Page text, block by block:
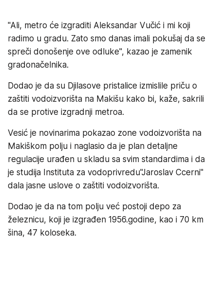
''Ali, metro će izgraditi Aleksandar Vučić i mi koji
radimo u gradu. Zato smo danas imali pokušaj da se
spreči donošenje ove odluke'', kazao je zamenik
gradonačelnika.
Dodao je da su Djilasove pristalice izmislile priču o
zaštiti vodoizvorišta na Makišu kako bi, kaže, sakrili
da se protive izgradnji metroa.
Vesić je novinarima pokazao zone vodoizvorišta na
Makiškom polju i naglasio da je plan detaljne
regulacije urađen u skladu sa svim standardima i da
je studija Instituta za vodoprivredu''Jaroslav Ccerni''
dala jasne uslove o zaštiti vodoizvorišta.
Dodao je da na tom polju već postoji depo za
železnicu, koji je izgrađen 1956.godine, kao i 70 km
šina, 47 koloseka.